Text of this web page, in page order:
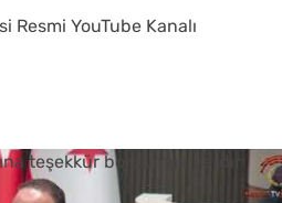
Resmi YouTube Kanalı
teşekkür borcumuz vardır